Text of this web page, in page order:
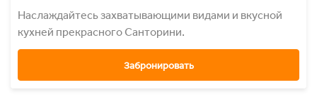
Наслаждайтесь захватывающими видами и вкусной
кухней прекрасного Санторини.
Забронировать